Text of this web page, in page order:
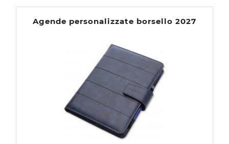
Agende personalizzate borsello 2027